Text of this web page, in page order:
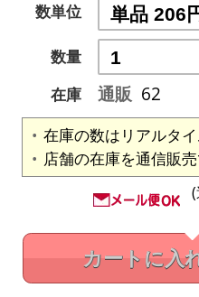
数単位
数量
在庫
通販 62
在庫の数はリアルタイ
店舗の在庫を通信販
カートに入